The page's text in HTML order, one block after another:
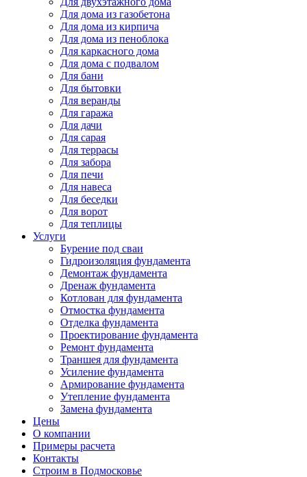
Для дома из газобетона
Для дома из кирпича
Для дома из пеноблока
Для каркасного дома
Для дома с подвалом
Для бани
Для бытовки
Для веранды
Для гаража
Для дачи
Для сарая
Для террасы
Для забора
Для печи
Для навеса
Для беседки
Для ворот
Для теплицы
Услуги
Бурение под сваи
Гидроизоляция фундамента
Демонтаж фундамента
Дренаж фундамента
Котлован для фундамента
Отмостка фундамента
Отделка фундамента
Проектирование фундамента
Ремонт фундамента
Траншея для фундамента
Усиление фундамента
Армирование фундамента
Утепление фундамента
Замена фундамента
Цены
О компании
Примеры расчета
Контакты
Строим в Подмосковье